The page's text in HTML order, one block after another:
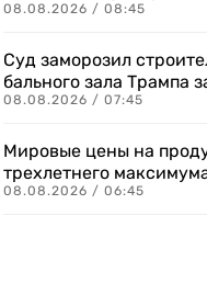
08.08.2026 / 08:45
Суд заморозил
бального зала Трампа
08.08.2026 / 07:45
Мировые цены на
трехлетнего
08.08.2026 / 06:45